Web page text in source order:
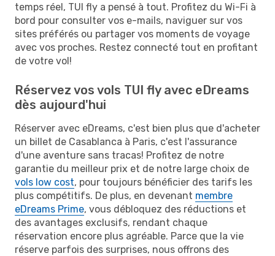
temps réel, TUI fly a pensé à tout. Profitez du Wi-Fi à
bord pour consulter vos e-mails, naviguer sur vos
sites préférés ou partager vos moments de voyage
avec vos proches. Restez connecté tout en profitant
de votre vol!
Réservez vos vols TUI fly avec eDreams
dès aujourd'hui
Réserver avec eDreams, c'est bien plus que d'acheter
un billet de Casablanca à Paris, c'est l'assurance
d'une aventure sans tracas! Profitez de notre
garantie du meilleur prix et de notre large choix de
vols low cost, pour toujours bénéficier des tarifs les
plus compétitifs. De plus, en devenant membre
eDreams Prime, vous débloquez des réductions et
des avantages exclusifs, rendant chaque
réservation encore plus agréable. Parce que la vie
réserve parfois des surprises, nous offrons des